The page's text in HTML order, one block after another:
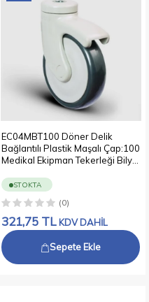
EC04MBT100 Döner Delik
Bağlantılı Plastik Maşalı Çap:100
Medikal Ekipman Tekerleği Bilya
Bağlantılı
STOKTA
(0)
321,75 TL KDV DAHİL
Sepete Ekle